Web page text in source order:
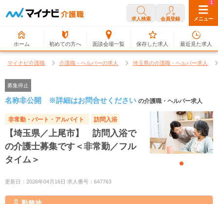
求人検索 会員登録 メニュー
ホーム 初めての方へ 面談会場一覧
0
保存した求人
1
最近見た求人
マイナビ介護職 介護職・ヘルパーの求人 埼玉県の介護職・ヘルパー求人
募集停止
名称非公開 ※詳細はお問合せください の介護職・ヘルパー求人
非常勤・パート・アルバイト 訪問入浴
【埼玉県／上尾市】 訪問入浴で
の介護士募集です＜非常勤／フル
タイム＞
更新日：2026年04月16日 求人番号：647763